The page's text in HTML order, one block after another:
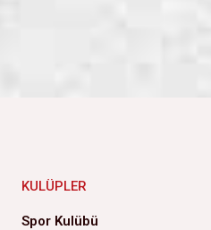
KULÜPLER
Spor Kulübü